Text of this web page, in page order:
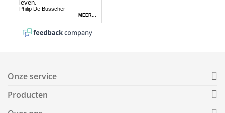
Onze service
Producten